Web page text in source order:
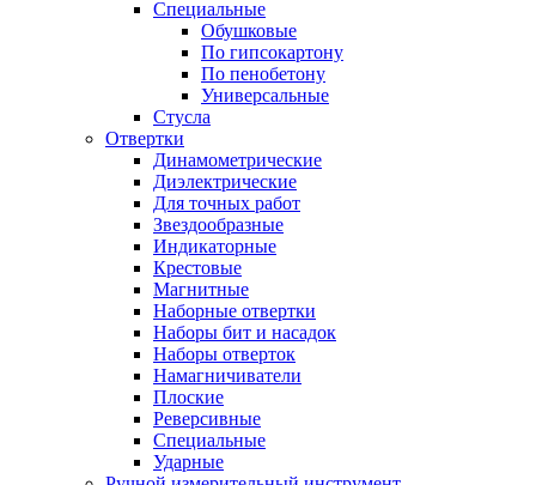
Специальные
Обушковые
По гипсокартону
По пенобетону
Универсальные
Стусла
Отвертки
Динамометрические
Диэлектрические
Для точных работ
Звездообразные
Индикаторные
Крестовые
Магнитные
Наборные отвертки
Наборы бит и насадок
Наборы отверток
Намагничиватели
Плоские
Реверсивные
Специальные
Ударные